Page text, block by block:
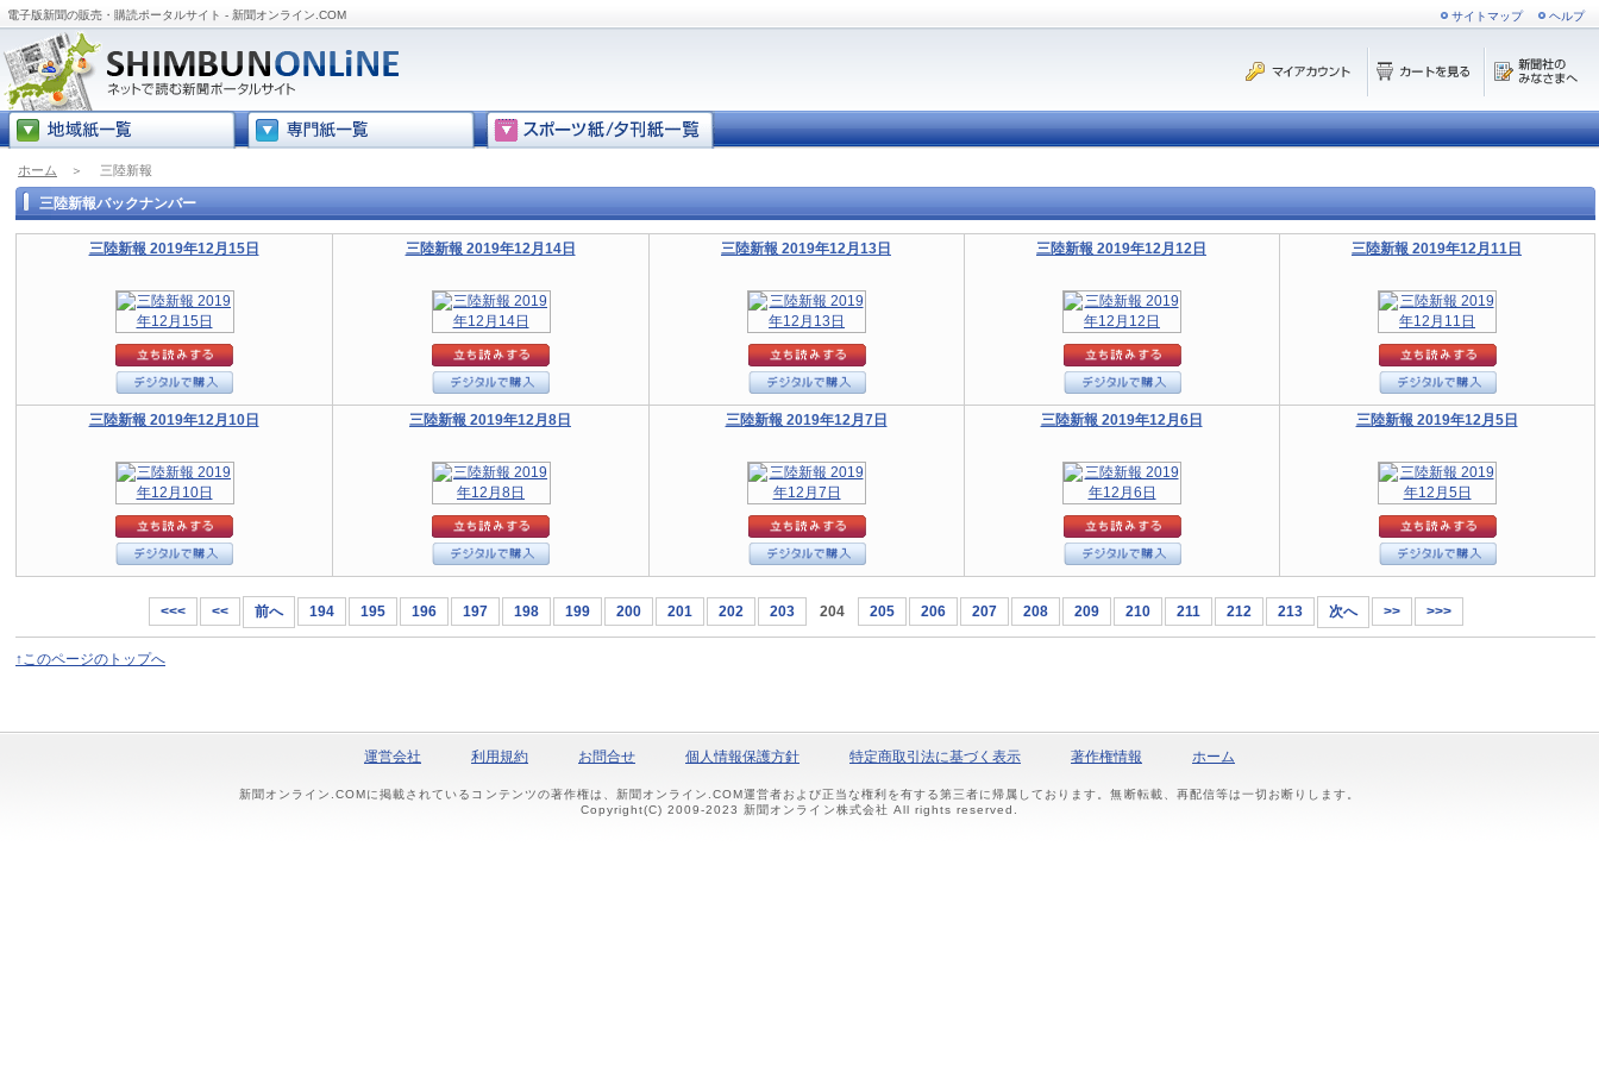
電子版新聞の販売・購読ポータルサイト - 新聞オンライン.COM サイトマップ ヘルプ
ホーム ＞ 三陸新報
三陸新報バックナンバー
三陸新報 2019年12月15日 三陸新報 2019年12月14日 三陸新報 2019年12月13日 三陸新報 2019年12月12日 三陸新報 2019年12月11日
三陸新報 2019年12月10日 三陸新報 2019年12月8日 三陸新報 2019年12月7日 三陸新報 2019年12月6日 三陸新報 2019年12月5日
<<< << 前へ 194 195 196 197 198 199 200 201 202 203 204 205 206 207 208 209 210 211 212 213 次へ >> >>>
↑このページのトップへ
運営会社 利用規約 お問合せ 個人情報保護方針 特定商取引法に基づく表示 著作権情報 ホーム
新聞オンライン.COMに掲載されているコンテンツの著作権は、新聞オンライン.COM運営者および正当な権利を有する第三者に帰属しております。無断転載、再配信等は一切お断りします。
Copyright(C) 2009-2023 新聞オンライン株式会社 All rights reserved.